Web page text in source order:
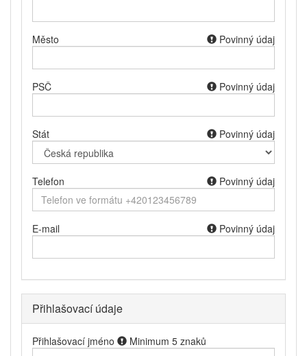
Město Povinný údaj
PSČ Povinný údaj
Stát Povinný údaj
Telefon Povinný údaj
E-mail Povinný údaj
Přihlašovací údaje
Přihlašovací jméno Minimum 5 znaků